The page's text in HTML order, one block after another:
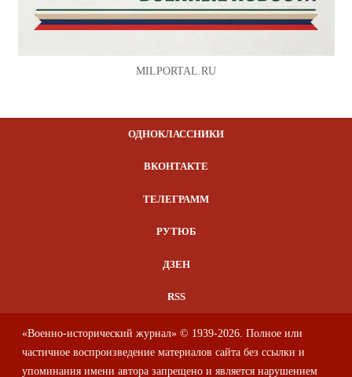
MILPORTAL.RU
ОДНОКЛАССНИКИ
ВКОНТАКТЕ
ТЕЛЕГРАММ
РУТЮБ
ДЗЕН
RSS
«Военно-исторический журнал» © 1939-2026. Полное или
частичное воспроизведение материалов сайта без ссылки и
упоминания имени автора запрещено и является нарушением